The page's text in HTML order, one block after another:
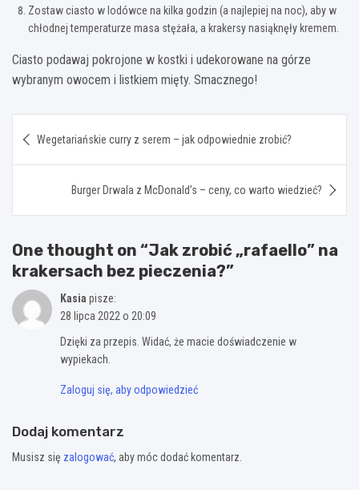
Zostaw ciasto w lodówce na kilka godzin (a najlepiej na noc), aby w
chłodnej temperaturze masa stężała, a krakersy nasiąknęły kremem.
Ciasto podawaj pokrojone w kostki i udekorowane na górze
wybranym owocem i listkiem mięty. Smacznego!
wpisu
Wegetariańskie curry z serem – jak odpowiednie zrobić?
Burger Drwala z McDonald’s – ceny, co warto wiedzieć?
One thought on “Jak zrobić „rafaello” na
krakersach bez pieczenia?”
Kasia pisze:
28 lipca 2022 o 20:09
Dzięki za przepis. Widać, że macie doświadczenie w
wypiekach.
Zaloguj się, aby odpowiedzieć
Dodaj komentarz
Musisz się zalogować, aby móc dodać komentarz.